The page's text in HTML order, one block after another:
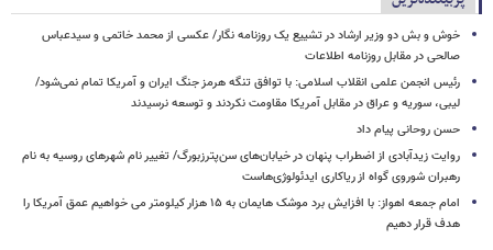
خوش و بش دو وزیر ارشاد در تشییع یک روزنامه نگار/ عکسی از محمد خاتمی و سیدعباس
صالحی در مقابل روزنامه اطلاعات
رئیس انجمن علمی انقلاب اسلامی: با توافق تنگه هرمز جنگ ایران و آمریکا تمام نمی‌شود/
لیبی، سوریه و عراق در مقابل آمریکا مقاومت نکردند و توسعه نرسیدند
حسن روحانی پیام داد
روایت زیدآبادی از اضطراب پنهان در خیابان‌های سن‌پترزبورگ/ تغییر نام شهرهای روسیه به نام
رهبران شوروی گواه از ریاکاری ایدئولوژی‌هاست
امام‌ جمعه اهواز: با افزایش برد موشک هایمان به ۱۵ هزار کیلومتر می خواهیم عمق آمریکا را
هدف قرار دهیم